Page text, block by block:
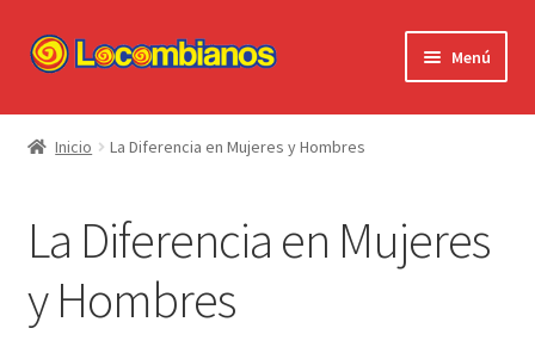
Ir
a
navegación
Ir
al
Menú
Locombianos
El Chuzo
Camisetas
Inicio La Diferencia en Mujeres y Hombres
La Diferencia en Mujeres
y Hombres